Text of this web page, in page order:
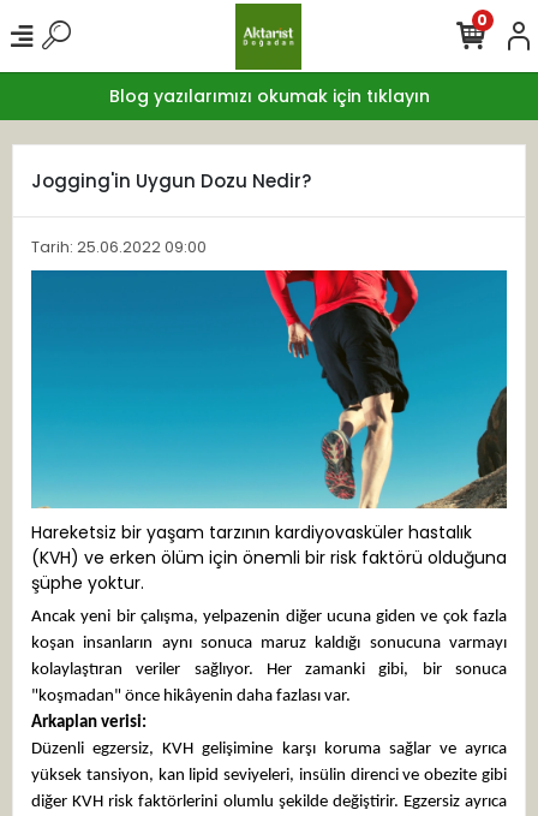
Blog yazılarımızı okumak için tıklayın
0
Jogging'in Uygun Dozu Nedir?
Tarih: 25.06.2022 09:00
Hareketsiz bir yaşam tarzının kardiyovasküler hastalık
(KVH) ve erken ölüm için önemli bir risk faktörü olduğuna
şüphe yoktur.
Ancak yeni bir çalışma, yelpazenin diğer ucuna giden ve çok fazla
koşan insanların aynı sonuca maruz kaldığı sonucuna varmayı
kolaylaştıran veriler sağlıyor. Her zamanki gibi, bir sonuca
"koşmadan" önce hikâyenin daha fazlası var.
Arkaplan verisi:
Düzenli egzersiz, KVH gelişimine karşı koruma sağlar ve ayrıca
yüksek tansiyon, kan lipid seviyeleri, insülin direnci ve obezite gibi
diğer KVH risk faktörlerini olumlu şekilde değiştirir. Egzersiz ayrıca